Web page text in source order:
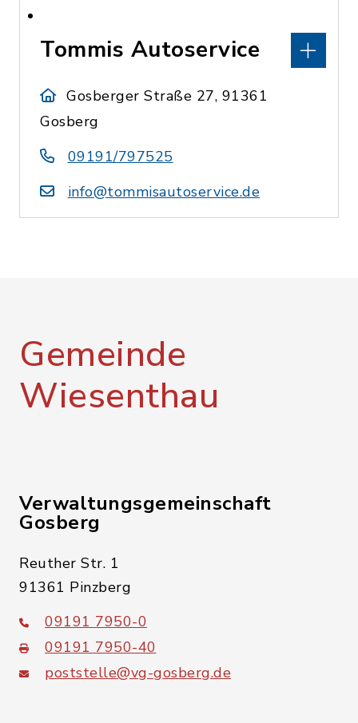
Tommis Autoservice
Gosberger Straße 27, 91361
Gosberg
09191/797525
info@tommisautoservice.de
Gemeinde
Wiesenthau
Verwaltungsgemeinschaft
Gosberg
Reuther Str. 1
91361 Pinzberg
09191 7950-0
09191 7950-40
poststelle@vg-gosberg.de